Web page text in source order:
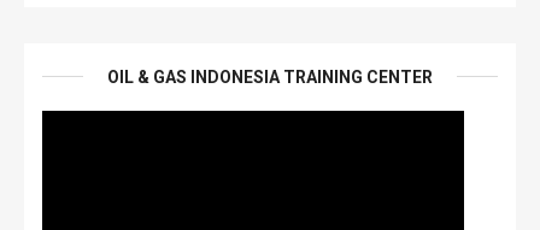
OIL & GAS INDONESIA TRAINING CENTER